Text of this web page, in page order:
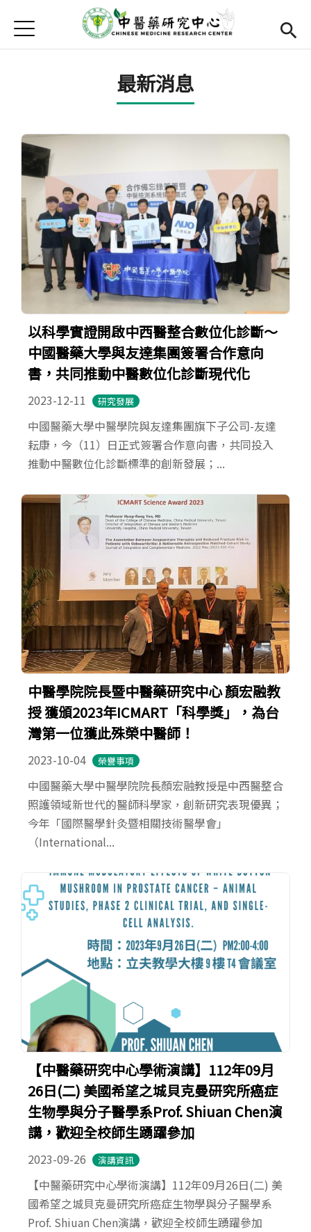
首頁
關於我們
Open submenu (發展重點)
發展重點
推動目標
核心設施平台
產業社會貢獻
Open submenu (研究成果)
研究成果
Jump to Navigation
Jump to Main content
最新消息
以科學實證開啟中西醫整合數位化診斷～
中國醫藥大學與友達集團簽署合作意向
書，共同推動中醫數位化診斷現代化
2023-12-11 研究發展
中國醫藥大學中醫學院與友達集團旗下子公司-友達
耘康，今（11）日正式簽署合作意向書，共同投入
推動中醫數位化診斷標準的創新發展；...
中醫學院院長暨中醫藥研究中心 顏宏融教
授 獲頒2023年ICMART「科學獎」，為台
灣第一位獲此殊榮中醫師！
2023-10-04 榮譽事項
中國醫藥大學中醫學院院長顏宏融教授是中西醫整合
照護領域新世代的醫師科學家，創新研究表現優異；
今年「國際醫學針灸暨相關技術醫學會」
（International...
【中醫藥研究中心學術演講】112年09月
26日(二) 美國希望之城貝克曼研究所癌症
生物學與分子醫學系Prof. Shiuan Chen演
講，歡迎全校師生踴躍參加
2023-09-26 演講資訊
【中醫藥研究中心學術演講】112年09月26日(二) 美
國希望之城貝克曼研究所癌症生物學與分子醫學系
Prof. Shiuan Chen演講，歡迎全校師生踴躍參加